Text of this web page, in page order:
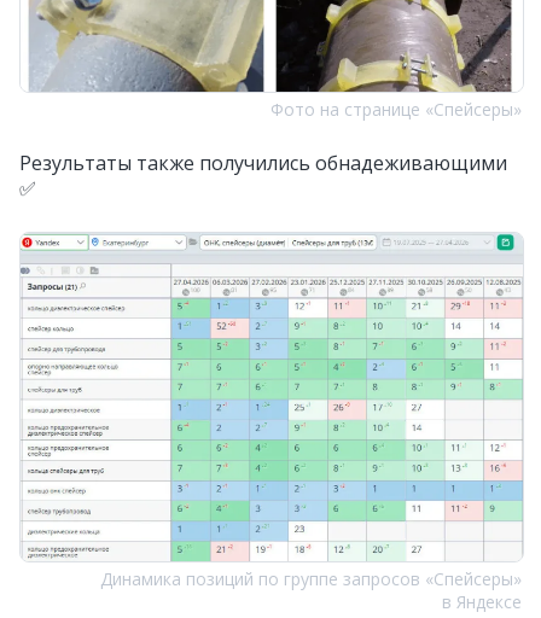
Фото на странице «Спейсеры»
Результаты также получились обнадеживающими
✅
Динамика позиций по группе запросов «Спейсеры»
в Яндексе